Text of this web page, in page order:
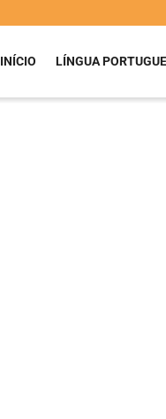
INÍCIO LÍNGUA